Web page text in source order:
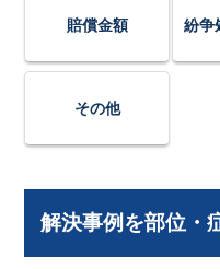
賠償金額 紛争
その他
解決事例を部位・